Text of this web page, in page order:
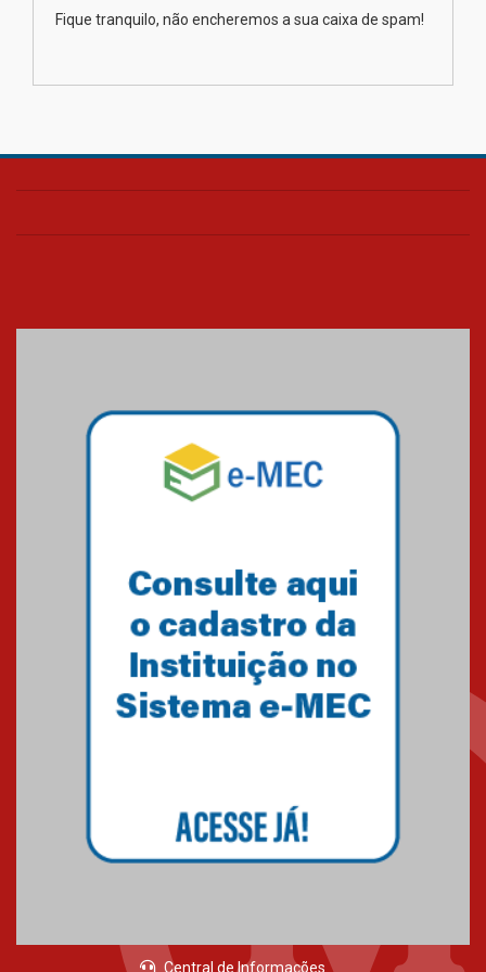
na educação dos filhos além da
Fique tranquilo, não encheremos a sua caixa de spam!
Central de Informações